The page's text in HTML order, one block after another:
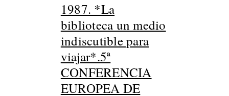
1987. *La
biblioteca un medio
indiscutible para
viajar*.5ª
CONFERENCIA
EUROPEA DE